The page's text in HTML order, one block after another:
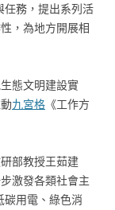
任務，提出系列活
，為地方開展相
態文明建設實
九宮格 《工作方
部教授王茹建
激發各類社會主
碳用電、綠色消